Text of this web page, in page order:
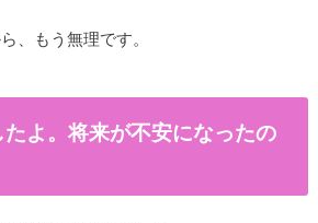
、もう無理です。
よ。将来が不安になったの